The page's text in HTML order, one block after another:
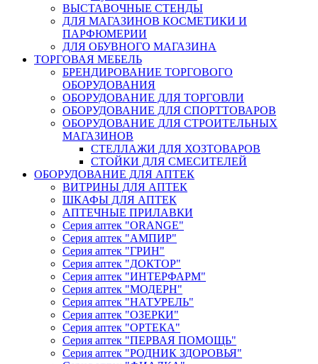
ВЫСТАВОЧНЫЕ СТЕНДЫ
ДЛЯ МАГАЗИНОВ КОСМЕТИКИ И
ПАРФЮМЕРИИ
ДЛЯ ОБУВНОГО МАГАЗИНА
ТОРГОВАЯ МЕБЕЛЬ
БРЕНДИРОВАНИЕ ТОРГОВОГО
ОБОРУДОВАНИЯ
ОБОРУДОВАНИЕ ДЛЯ ТОРГОВЛИ
ОБОРУДОВАНИЕ ДЛЯ СПОРТТОВАРОВ
ОБОРУДОВАНИЕ ДЛЯ СТРОИТЕЛЬНЫХ
МАГАЗИНОВ
СТЕЛЛАЖИ ДЛЯ ХОЗТОВАРОВ
СТОЙКИ ДЛЯ СМЕСИТЕЛЕЙ
ОБОРУДОВАНИЕ ДЛЯ АПТЕК
ВИТРИНЫ ДЛЯ АПТЕК
ШКАФЫ ДЛЯ АПТЕК
АПТЕЧНЫЕ ПРИЛАВКИ
Серия аптек "ORANGE"
Серия аптек "АМПИР"
Серия аптек "ГРИН"
Серия аптек "ДОКТОР"
Серия аптек "ИНТЕРФАРМ"
Серия аптек "МОДЕРН"
Серия аптек "НАТУРЕЛЬ"
Серия аптек "ОЗЕРКИ"
Серия аптек "ОРТЕКА"
Серия аптек "ПЕРВАЯ ПОМОЩЬ"
Серия аптек "РОДНИК ЗДОРОВЬЯ"